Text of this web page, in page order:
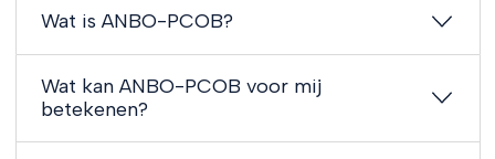
Wat is ANBO-PCOB?
Wat kan ANBO-PCOB voor mij
betekenen?